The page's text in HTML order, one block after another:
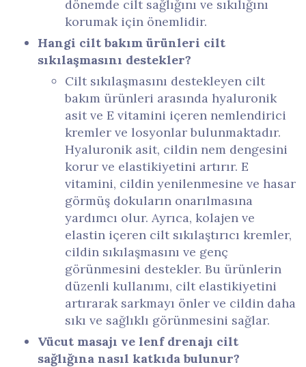
dönemde cilt sağlığını ve sıkılığını
korumak için önemlidir.
Hangi cilt bakım ürünleri cilt
sıkılaşmasını destekler?
Cilt sıkılaşmasını destekleyen cilt
bakım ürünleri arasında hyaluronik
asit ve E vitamini içeren nemlendirici
kremler ve losyonlar bulunmaktadır.
Hyaluronik asit, cildin nem dengesini
korur ve elastikiyetini artırır. E
vitamini, cildin yenilenmesine ve hasar
görmüş dokuların onarılmasına
yardımcı olur. Ayrıca, kolajen ve
elastin içeren cilt sıkılaştırıcı kremler,
cildin sıkılaşmasını ve genç
görünmesini destekler. Bu ürünlerin
düzenli kullanımı, cilt elastikiyetini
artırarak sarkmayı önler ve cildin daha
sıkı ve sağlıklı görünmesini sağlar.
Vücut masajı ve lenf drenajı cilt
sağlığına nasıl katkıda bulunur?